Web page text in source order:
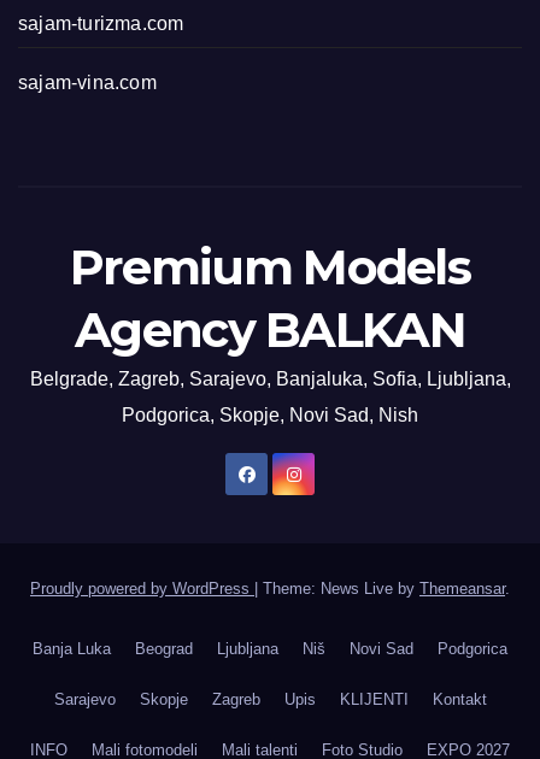
sajam-turizma.com
sajam-vina.com
Premium Models
Agency BALKAN
Belgrade, Zagreb, Sarajevo, Banjaluka, Sofia, Ljubljana,
Podgorica, Skopje, Novi Sad, Nish
Proudly powered by WordPress Theme: News Live by Themeansar.
Banja Luka Beograd Ljubljana Niš Novi Sad Podgorica
Sarajevo Skopje Zagreb Upis KLIJENTI Kontakt
INFO Mali fotomodeli Mali talenti Foto Studio EXPO 2027